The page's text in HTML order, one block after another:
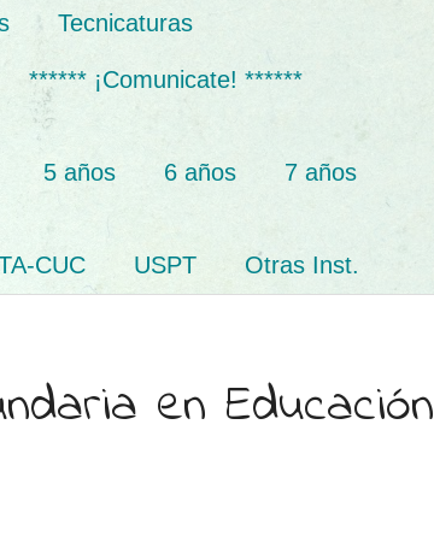
Tecnicaturas
****** ¡Comunicate! ******
5 años 6 años 7 años
CUC USPT Otras Inst.
en Educación